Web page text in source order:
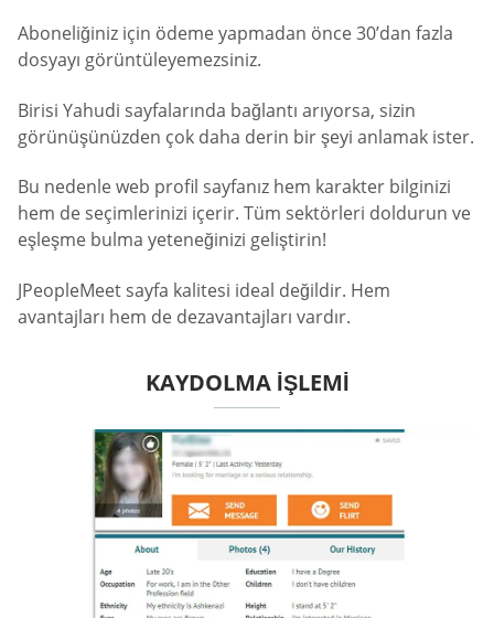
Aboneliğiniz için ödeme yapmadan önce 30’dan fazla
dosyayı görüntüleyemezsiniz.
Birisi Yahudi sayfalarında bağlantı arıyorsa, sizin
görünüşünüzden çok daha derin bir şeyi anlamak ister.
Bu nedenle web profil sayfanız hem karakter bilginizi
hem de seçimlerinizi içerir. Tüm sektörleri doldurun ve
eşleşme bulma yeteneğinizi geliştirin!
JPeopleMeet sayfa kalitesi ideal değildir. Hem
avantajları hem de dezavantajları vardır.
KAYDOLMA IŞLEMI